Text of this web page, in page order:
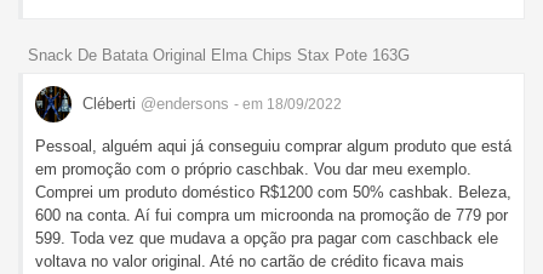
Snack De Batata Original Elma Chips Stax Pote 163G
Cléberti @endersons - em 18/09/2022
Pessoal, alguém aqui já conseguiu comprar algum produto que está
em promoção com o próprio caschbak. Vou dar meu exemplo.
Comprei um produto doméstico R$1200 com 50% cashbak. Beleza,
600 na conta. Aí fui compra um microonda na promoção de 779 por
599. Toda vez que mudava a opção pra pagar com caschback ele
voltava no valor original. Até no cartão de crédito ficava mais